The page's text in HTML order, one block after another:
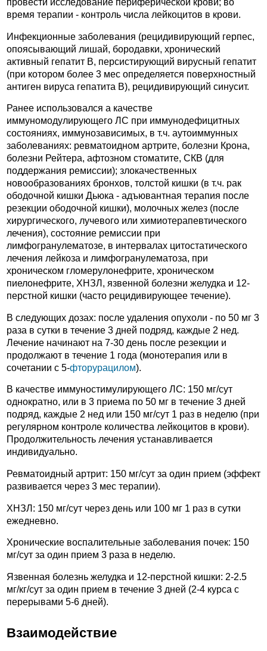
провести исследование периферической крови; во
время терапии - контроль числа лейкоцитов в крови.
Инфекционные заболевания (рецидивирующий герпес,
опоясывающий лишай, бородавки, хронический
активный гепатит В, персистирующий вирусный гепатит
(при котором более 3 мес определяется поверхностный
антиген вируса гепатита В), рецидивирующий синусит.
Ранее использовался а качестве
иммуномодулирующего ЛС при иммунодефицитных
состояниях, иммунозависимых, в т.ч. аутоиммунных
заболеваниях: ревматоидном артрите, болезни Крона,
болезни Рейтера, афтозном стоматите, СКВ (для
поддержания ремиссии); злокачественных
новообразованиях бронхов, толстой кишки (в т.ч. рак
ободочной кишки Дьюка - адъювантная терапия после
резекции ободочной кишки), молочных желез (после
хирургического, лучевого или химиотерапевтического
лечения), состояние ремиссии при
лимфогранулематозе, в интервалах цитостатического
лечения лейкоза и лимфогранулематоза, при
хроническом гломерулонефрите, хроническом
пиелонефрите, ХНЗЛ, язвенной болезни желудка и 12-
перстной кишки (часто рецидивирующее течение).
В следующих дозах: после удаления опухоли - по 50 мг 3
раза в сутки в течение 3 дней подряд, каждые 2 нед.
Лечение начинают на 7-30 день после резекции и
продолжают в течение 1 года (монотерапия или в
сочетании с 5-фторурацилом).
В качестве иммуностимулирующего ЛС: 150 мг/сут
однократно, или в 3 приема по 50 мг в течение 3 дней
подряд, каждые 2 нед или 150 мг/сут 1 раз в неделю (при
регулярном контроле количества лейкоцитов в крови).
Продолжительность лечения устанавливается
индивидуально.
Ревматоидный артрит: 150 мг/сут за один прием (эффект
развивается через 3 мес терапии).
ХНЗЛ: 150 мг/сут через день или 100 мг 1 раз в сутки
ежедневно.
Хронические воспалительные заболевания почек: 150
мг/сут за один прием 3 раза в неделю.
Язвенная болезнь желудка и 12-перстной кишки: 2-2.5
мг/кг/сут за один прием в течение 3 дней (2-4 курса с
перерывами 5-6 дней).
Взаимодействие